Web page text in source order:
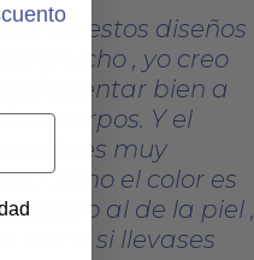
de estos diseños
mucho , yo creo
sentar bien a
cuerpos. Y el
es muy
Como el color es
al de la piel ,
como si llevases